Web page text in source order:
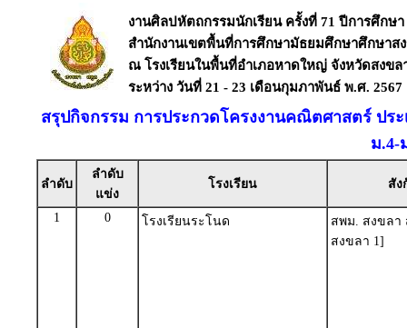
งานศิลปหัตถกรรมนักเรียน ครั้งที่ 71 ปีการศึกษ
สำนักงานเขตพื้นที่การศึกษามัธยมศึกษาศึกษาส
ณ โรงเรียนในพื้นที่อำเภอหาดใหญ่ จังหวัดสงขล
ระหว่าง วันที่ 21 - 23 เดือนกุมภาพันธ์ พ.ศ. 2567
สรุปกิจกรรม การประกวดโครงงานคณิตศาสตร์ ป
ม.4-
ลำดับ
ลำดับ
แข่ง
โรงเรียน สัง
1 0 โรงเรียนระโนด
สพม. สงขลา
สงขลา 1]